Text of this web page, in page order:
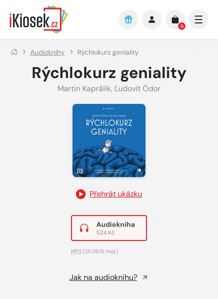
Přejít na hlavní obsah
0
Audioknihy Rýchlokurz geniality
Rýchlokurz geniality
Martin Kaprálik, Ľudovít Ódor
Přehrát ukázku
Audiokniha
524 Kč
MP3 (25:06:15 hod.)
Jak na audioknihu?